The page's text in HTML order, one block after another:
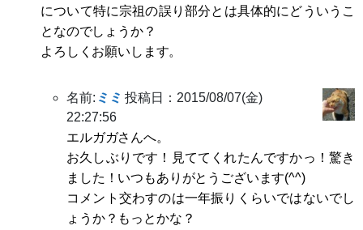
について特に宗祖の誤り部分とは具体的にどういうこ
となのでしょうか？
よろしくお願いします。
名前: ミミ 投稿日：2015/08/07(金)
22:27:56
エルガガさんへ。
お久しぶりです！見ててくれたんですかっ！驚き
ました！いつもありがとうございます(^^)
コメント交わすのは一年振りくらいではないでし
ょうか？もっとかな？